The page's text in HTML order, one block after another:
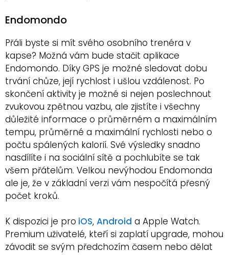
Endomondo
Přáli byste si mít svého osobního trenéra v
kapse? Možná vám bude stačit aplikace
Endomondo. Díky GPS je možné sledovat dobu
trvání chůze, její rychlost i ušlou vzdálenost. Po
skončení aktivity je možné si nejen poslechnout
zvukovou zpětnou vazbu, ale zjistíte i všechny
důležité informace o průměrném a maximálním
tempu, průměrné a maximální rychlosti nebo o
počtu spálených kalorií. Své výsledky snadno
nasdílíte i na sociální sítě a pochlubíte se tak
všem přátelům. Velkou nevýhodou Endomonda
ale je, že v základní verzi vám nespočítá přesný
počet kroků.
K dispozici je pro iOS, Android a Apple Watch.
Premium uživatelé, kteří si zaplatí upgrade, mohou
závodit se svým předchozím časem nebo dělat